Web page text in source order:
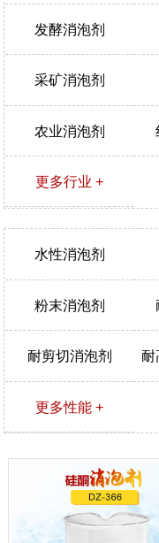
发酵消泡剂
采矿消泡剂
农业消泡剂
更多行业 +
水性消泡剂
粉末消泡剂
耐剪切消泡剂 耐
更多性能 +